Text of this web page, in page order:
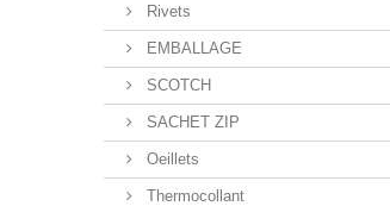
Rivets
EMBALLAGE
SCOTCH
SACHET ZIP
Oeillets
Thermocollant